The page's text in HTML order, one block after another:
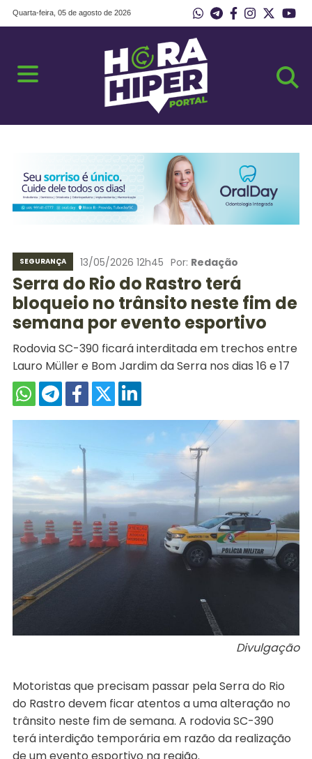
Quarta-feira, 05 de agosto de 2026
SEGURANÇA 13/05/2026 12h45 Por: Redação
Serra do Rio do Rastro terá
bloqueio no trânsito neste fim de
semana por evento esportivo
Rodovia SC-390 ficará interditada em trechos entre
Lauro Müller e Bom Jardim da Serra nos dias 16 e 17
Divulgação
Motoristas que precisam passar pela Serra do Rio
do Rastro devem ficar atentos a uma alteração no
trânsito neste fim de semana. A rodovia SC-390
terá interdição temporária em razão da realização